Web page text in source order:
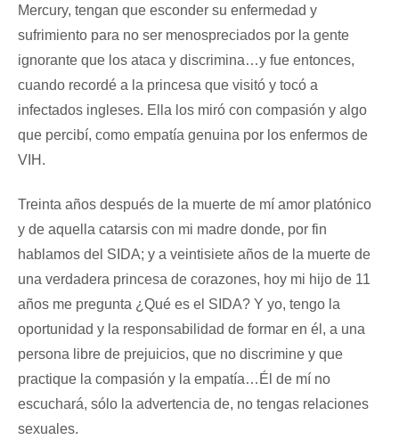
Mercury, tengan que esconder su enfermedad y
sufrimiento para no ser menospreciados por la gente
ignorante que los ataca y discrimina…y fue entonces,
cuando recordé a la princesa que visitó y tocó a
infectados ingleses. Ella los miró con compasión y algo
que percibí, como empatía genuina por los enfermos de
VIH.
Treinta años después de la muerte de mí amor platónico
y de aquella catarsis con mi madre donde, por fin
hablamos del SIDA; y a veintisiete años de la muerte de
una verdadera princesa de corazones, hoy mi hijo de 11
años me pregunta ¿Qué es el SIDA? Y yo, tengo la
oportunidad y la responsabilidad de formar en él, a una
persona libre de prejuicios, que no discrimine y que
practique la compasión y la empatía…Él de mí no
escuchará, sólo la advertencia de, no tengas relaciones
sexuales.